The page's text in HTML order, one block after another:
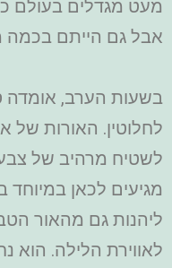
מעט מגדלים בעולם
אבל גם הייתם בכמה
בשעות הערב, אומדה
לחלוטין. האורות של
לשטיח מרהיב של
מגיעים לכאן
ליהנות גם מהאור
לאווירת הלילה.